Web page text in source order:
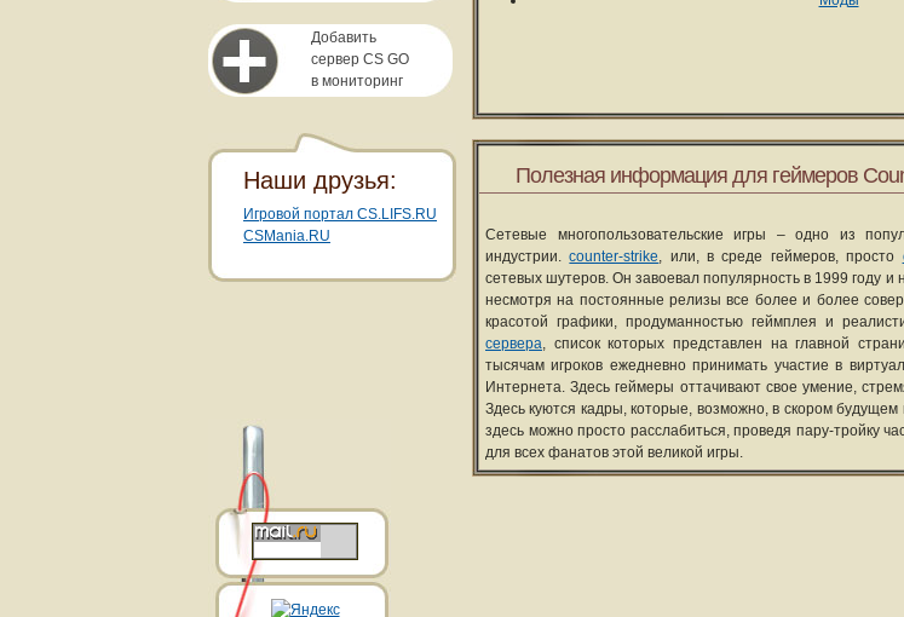
Добавить
сервер CS GO
в мониторинг
Полезная информация для геймеров
Сетевые многопользовательские игры – одно из
индустрии.counter-strike, или, в среде геймеров, просто
сетевых шутеров. Он завоевал популярность в 1999 году и
несмотря на постоянные релизы все более и более
красотой графики, продуманностью геймплея и
сервера, список которых представлен на главной
тысячам игроков ежедневно принимать участие в
Интернета. Здесь геймеры оттачивают свое умение,
Здесь куются кадры, которые, возможно, в скором будущем
здесь можно просто расслабиться, проведя пару-тройку
для всех фанатов этой великой игры.
Наши друзья:
Игровой портал CS.LIFS.RU
CSMania.RU